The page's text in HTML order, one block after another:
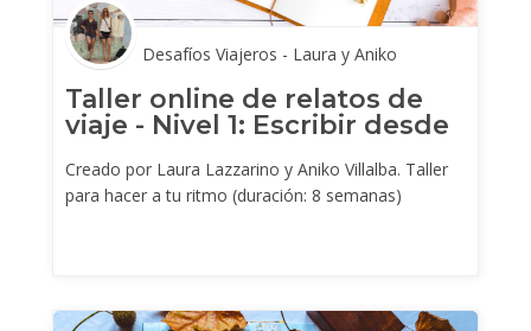
Desafíos Viajeros - Laura y Aniko
Taller online de relatos de
viaje - Nivel 1: Escribir desde
Creado por Laura Lazzarino y Aniko Villalba. Taller
para hacer a tu ritmo (duración: 8 semanas)